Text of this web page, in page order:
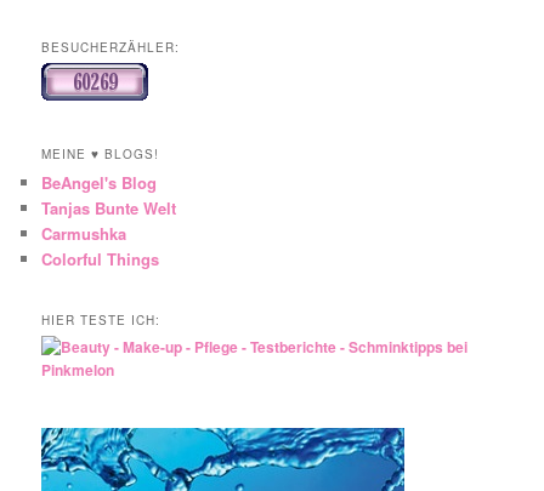
BESUCHERZÄHLER:
MEINE ♥ BLOGS!
BeAngel's Blog
Tanjas Bunte Welt
Carmushka
Colorful Things
HIER TESTE ICH: